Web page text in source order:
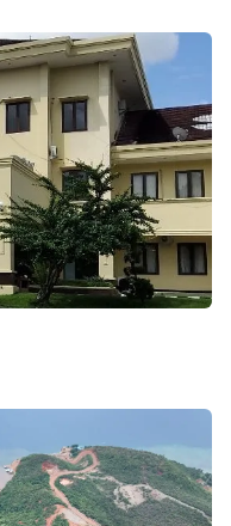
Dilaporkan ke Polda